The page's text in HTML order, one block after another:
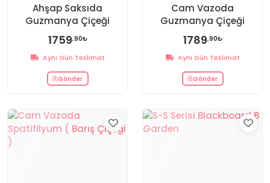
Ahşap Saksıda
Guzmanya Çiçeği
1759,90₺
Aynı Gün Teslimat
Gönder
Cam Vazoda
Guzmanya Çiçeği
1789,90₺
Aynı Gün Teslimat
Gönder